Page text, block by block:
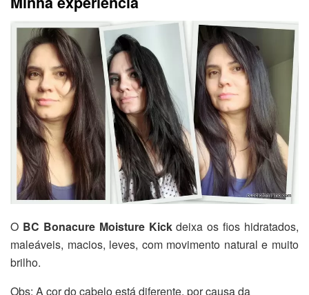
O BC Bonacure Moisture Kickdeixa os fios hidratados,
maleáveis, macios, leves, com movimento natural e muito
brilho.
Obs: A cor do cabelo está diferente, por causa da